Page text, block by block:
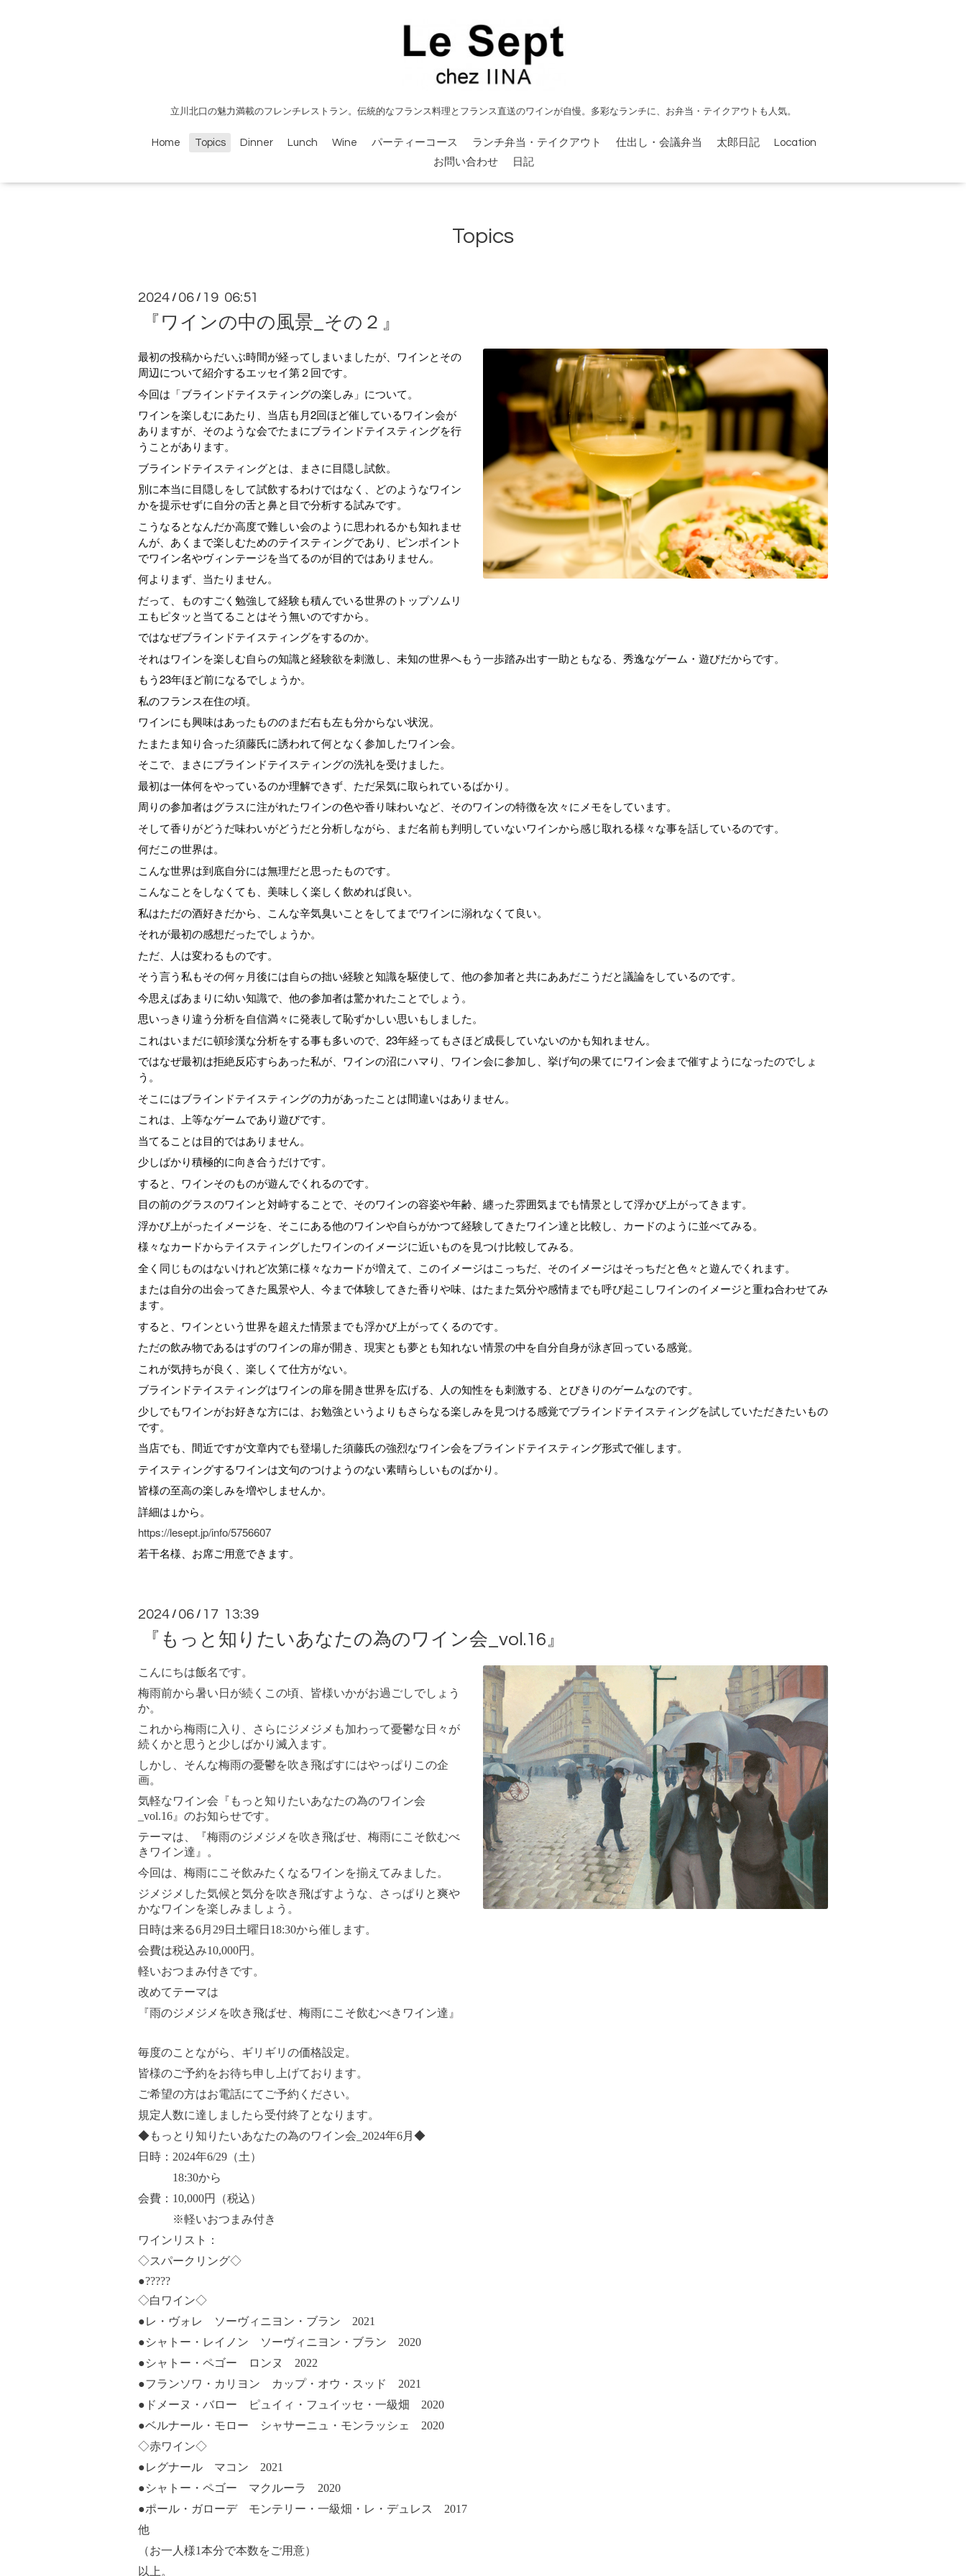
立川北口の魅力満載のフレンチレストラン。伝統的なフランス料理とフランス直送のワインが自慢。多彩なランチに、お弁当・テイクアウトも人気。
Home Topics Dinner Lunch Wine パーティーコース ランチ弁当・テイクアウト 仕出し・会議弁当 太郎日記
Location
お問い合わせ
日記
Topics
2024 / 06 / 19 06:51
『ワインの中の風景_その２』
最初の投稿からだいぶ時間が経ってしまいましたが、ワインとその
周辺について紹介するエッセイ第２回です。
今回は「ブラインドテイスティングの楽しみ」について。
ワインを楽しむにあたり、当店も月2回ほど催しているワイン会が
ありますが、そのような会でたまにブラインドテイスティングを行
うことがあります。
ブラインドテイスティングとは、まさに目隠し試飲。
別に本当に目隠しをして試飲するわけではなく、どのようなワイン
かを提示せずに自分の舌と鼻と目で分析する試みです。
こうなるとなんだか高度で難しい会のように思われるかも知れませ
んが、あくまで楽しむためのテイスティングであり、ピンポイント
でワイン名やヴィンテージを当てるのが目的ではありません。
何よりまず、当たりません。
だって、ものすごく勉強して経験も積んでいる世界のトップソムリ
エもピタッと当てることはそう無いのですから。
ではなぜブラインドテイスティングをするのか。
それはワインを楽しむ自らの知識と経験欲を刺激し、未知の世界へもう一歩踏み出す一助ともなる、秀逸なゲーム・遊びだからです。
もう23年ほど前になるでしょうか。
私のフランス在住の頃。
ワインにも興味はあったもののまだ右も左も分からない状況。
たまたま知り合った須藤氏に誘われて何となく参加したワイン会。
そこで、まさにブラインドテイスティングの洗礼を受けました。
最初は一体何をやっているのか理解できず、ただ呆気に取られているばかり。
周りの参加者はグラスに注がれたワインの色や香り味わいなど、そのワインの特徴を次々にメモをしています。
そして香りがどうだ味わいがどうだと分析しながら、まだ名前も判明していないワインから感じ取れる様々な事を話しているのです。
何だこの世界は。
こんな世界は到底自分には無理だと思ったものです。
こんなことをしなくても、美味しく楽しく飲めれば良い。
私はただの酒好きだから、こんな辛気臭いことをしてまでワインに溺れなくて良い。
それが最初の感想だったでしょうか。
ただ、人は変わるものです。
そう言う私もその何ヶ月後には自らの拙い経験と知識を駆使して、他の参加者と共にああだこうだと議論をしているのです。
今思えばあまりに幼い知識で、他の参加者は驚かれたことでしょう。
思いっきり違う分析を自信満々に発表して恥ずかしい思いもしました。
これはいまだに頓珍漢な分析をする事も多いので、23年経ってもさほど成長していないのかも知れません。
ではなぜ最初は拒絶反応すらあった私が、ワインの沼にハマり、ワイン会に参加し、挙げ句の果てにワイン会まで催すようになったのでしょ
う。
そこにはブラインドテイスティングの力があったことは間違いはありません。
これは、上等なゲームであり遊びです。
当てることは目的ではありません。
少しばかり積極的に向き合うだけです。
すると、ワインそのものが遊んでくれるのです。
目の前のグラスのワインと対峙することで、そのワインの容姿や年齢、纏った雰囲気までも情景として浮かび上がってきます。
浮かび上がったイメージを、そこにある他のワインや自らがかつて経験してきたワイン達と比較し、カードのように並べてみる。
様々なカードからテイスティングしたワインのイメージに近いものを見つけ比較してみる。
全く同じものはないけれど次第に様々なカードが増えて、このイメージはこっちだ、そのイメージはそっちだと色々と遊んでくれます。
または自分の出会ってきた風景や人、今まで体験してきた香りや味、はたまた気分や感情までも呼び起こしワインのイメージと重ね合わせてみ
ます。
すると、ワインという世界を超えた情景までも浮かび上がってくるのです。
ただの飲み物であるはずのワインの扉が開き、現実とも夢とも知れない情景の中を自分自身が泳ぎ回っている感覚。
これが気持ちが良く、楽しくて仕方がない。
ブラインドテイスティングはワインの扉を開き世界を広げる、人の知性をも刺激する、とびきりのゲームなのです。
少しでもワインがお好きな方には、お勉強というよりもさらなる楽しみを見つける感覚でブラインドテイスティングを試していただきたいもの
です。
当店でも、間近ですが文章内でも登場した須藤氏の強烈なワイン会をブラインドテイスティング形式で催します。
テイスティングするワインは文句のつけようのない素晴らしいものばかり。
皆様の至高の楽しみを増やしませんか。
詳細は↓から。
https://lesept.jp/info/5756607
若干名様、お席ご用意できます。
2024 / 06 / 17 13:39
『もっと知りたいあなたの為のワイン会_vol.16』
こんにちは飯名です。
梅雨前から暑い日が続くこの頃、皆様いかがお過ごしでしょう
か。
これから梅雨に入り、さらにジメジメも加わって憂鬱な日々が
続くかと思うと少しばかり滅入ます。
しかし、そんな梅雨の憂鬱を吹き飛ばすにはやっぱりこの企
画。
気軽なワイン会『もっと知りたいあなたの為のワイン会
_vol.16』のお知らせです。
テーマは、『梅雨のジメジメを吹き飛ばせ、梅雨にこそ飲むべ
きワイン達』。
今回は、梅雨にこそ飲みたくなるワインを揃えてみました。
ジメジメした気候と気分を吹き飛ばすような、さっぱりと爽や
かなワインを楽しみましょう。
日時は来る6月29日土曜日18:30から催します。
会費は税込み10,000円。
軽いおつまみ付きです。
改めてテーマは
『雨のジメジメを吹き飛ばせ、梅雨にこそ飲むべきワイン達』
毎度のことながら、ギリギリの価格設定。
皆様のご予約をお待ち申し上げております。
ご希望の方はお電話にてご予約ください。
規定人数に達しましたら受付終了となります。
◆もっとり知りたいあなたの為のワイン会_2024年6月◆
日時：2024年6/29（土）
18:30から
会費：10,000円（税込）
※軽いおつまみ付き
ワインリスト：
◇スパークリング◇
●?????
◇白ワイン◇
●レ・ヴォレ ソーヴィニヨン・ブラン 2021
●シャトー・レイノン ソーヴィニヨン・ブラン 2020
●シャトー・ペゴー ロンヌ 2022
●フランソワ・カリヨン カップ・オウ・スッド 2021
●ドメーヌ・バロー ピュイィ・フュイッセ・一級畑 2020
●ベルナール・モロー シャサーニュ・モンラッシェ 2020
◇赤ワイン◇
●レグナール マコン 2021
●シャトー・ペゴー マクルーラ 2020
●ポール・ガローデ モンテリー・一級畑・レ・デュレス 2017
他
（お一人様1本分で本数をご用意）
以上。